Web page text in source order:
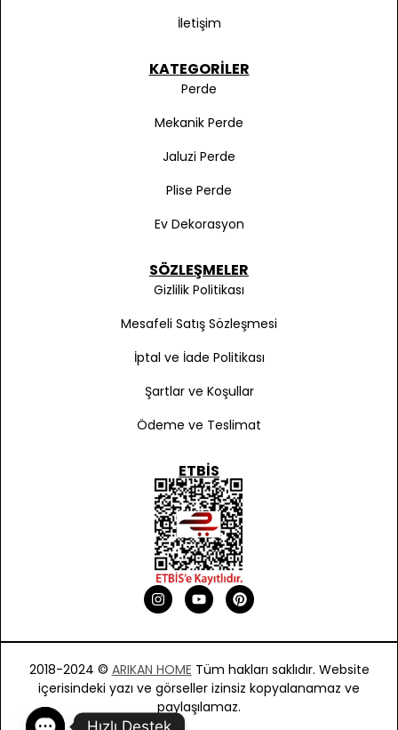
İletişim
KATEGORILER
Perde
Mekanik Perde
Jaluzi Perde
Plise Perde
Ev Dekorasyon
SÖZLEŞMELER
Gizlilik Politikası
Mesafeli Satış Sözleşmesi
İptal ve İade Politikası
Şartlar ve Koşullar
Ödeme ve Teslimat
ETBIS
2018-2024 © ARIKAN HOME Tüm hakları saklıdır. Website
içerisindeki yazı ve görseller izinsiz kopyalanamaz ve
paylaşılamaz.
Hızlı Destek